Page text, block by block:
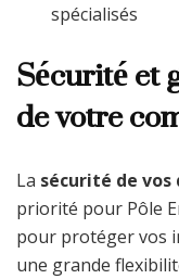
spécialisés
Sécurité et
de votre
La sécurité de vos
priorité pour Pôle
pour protéger vos
une grande